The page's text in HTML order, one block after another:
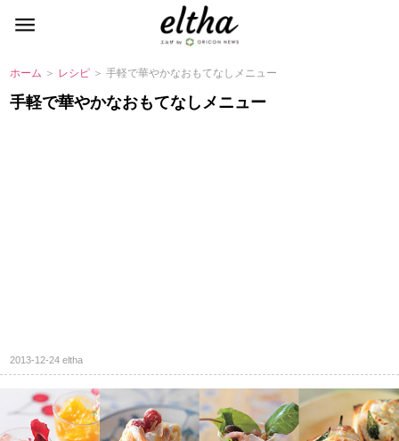
ホーム ＞ レシピ ＞ 手軽で華やかなおもてなしメニュー
手軽で華やかなおもてなしメニュー
2013-12-24eltha